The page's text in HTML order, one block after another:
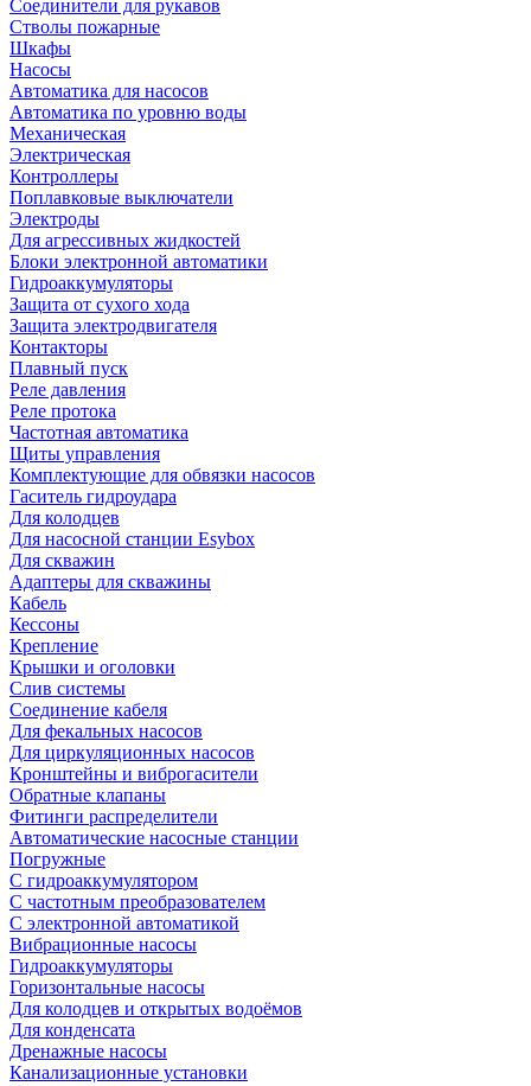
Соединители для рукавов
Стволы пожарные
Шкафы
Насосы
Автоматика для насосов
Автоматика по уровню воды
Механическая
Электрическая
Контроллеры
Поплавковые выключатели
Электроды
Для агрессивных жидкостей
Блоки электронной автоматики
Гидроаккумуляторы
Защита от сухого хода
Защита электродвигателя
Контакторы
Плавный пуск
Реле давления
Реле протока
Частотная автоматика
Щиты управления
Комплектующие для обвязки насосов
Гаситель гидроудара
Для колодцев
Для насосной станции Esybox
Для скважин
Адаптеры для скважины
Кабель
Кессоны
Крепление
Крышки и оголовки
Слив системы
Соединение кабеля
Для фекальных насосов
Для циркуляционных насосов
Кронштейны и виброгасители
Обратные клапаны
Фитинги распределители
Автоматические насосные станции
Погружные
С гидроаккумулятором
С частотным преобразователем
С электронной автоматикой
Вибрационные насосы
Гидроаккумуляторы
Горизонтальные насосы
Для колодцев и открытых водоёмов
Для конденсата
Дренажные насосы
Канализационные установки